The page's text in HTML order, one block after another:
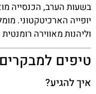
בשעות הערב, הכנסייה
יופייה הארכיטקטוני.
וליהנות מאווירה
טיפים
איך להגיע?